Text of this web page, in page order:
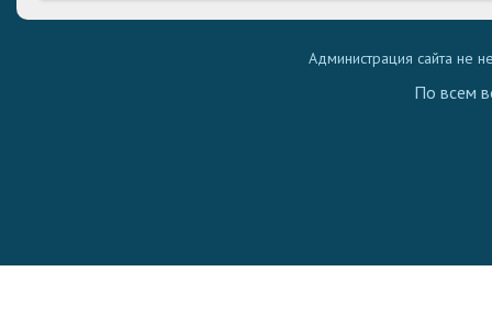
Администрация сайта не
По всем